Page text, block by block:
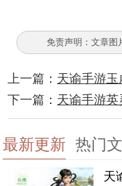
免责声明：文章图
上一篇： 天谕手游
下一篇： 天谕手游
最新更新 热门
天